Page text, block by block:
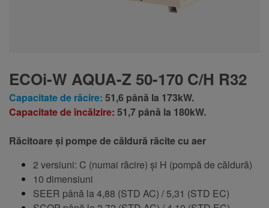
ECOi-W AQUA-Z 50-170 C/H R32
Capacitate de răcire: 51,6 până la 173kW.
Capacitate de încălzire: 51,7 până la 180kW.
Răcitoare și pompe de căldură răcite cu aer
2 versiuni: C (numai răcire) și H (pompă de căldură)
10 dimensiuni
SEER până la 4,88 (STD AC) / 5,31 (STD EC)